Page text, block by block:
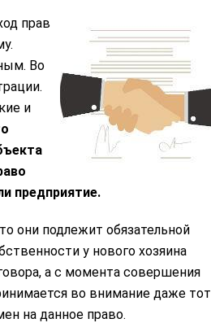
прав
Во
и
предприятие.
они подлежит обязательной
у нового хозяина
а с момента совершения
во внимание даже тот
на данное право.